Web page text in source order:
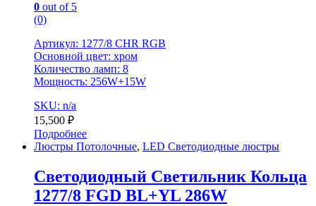
0 out of 5
(0)
Артикул: 1277/8 CHR RGB
Основной цвет: хром
Количество ламп: 8
Мощность: 256W+15W
SKU: n/a
15,500 ₽
Подробнее
Люстры Потолочные, LED Светодиодные люстры
Светодиодный Светильник Кольца
1277/8 FGD BL+YL 286W